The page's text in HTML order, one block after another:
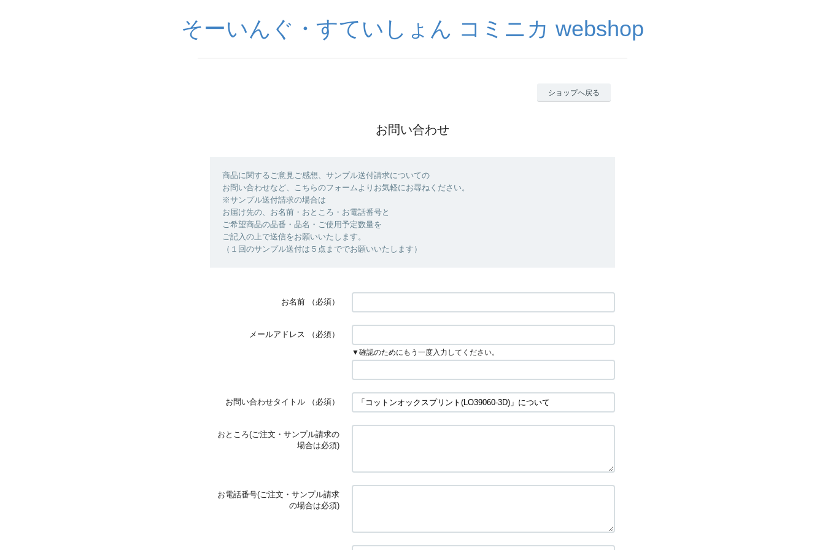
そーいんぐ・すていしょん コミニカ webshop
ショップへ戻る
お問い合わせ
商品に関するご意見ご感想、サンプル送付請求についての
お問い合わせなど、こちらのフォームよりお気軽にお尋ねください。
※サンプル送付請求の場合は
お届け先の、お名前・おところ・お電話番号と
ご希望商品の品番・品名・ご使用予定数量を
ご記入の上で送信をお願いいたします。
（１回のサンプル送付は５点まででお願いいたします）
お名前 （必須）
メールアドレス （必須）
▼確認のためにもう一度入力してください。
お問い合わせタイトル （必須）
おところ(ご注文・サンプル請求の
場合は必須)
お電話番号(ご注文・サンプル請求
の場合は必須)